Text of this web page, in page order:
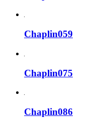
Chaplin059
Chaplin075
Chaplin086